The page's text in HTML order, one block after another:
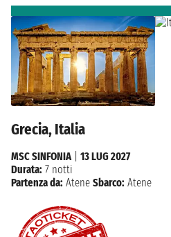
Grecia, Italia
MSC SINFONIA
13 LUG 2027
Durata: 7 notti
Partenza da: Atene Sbarco: Atene